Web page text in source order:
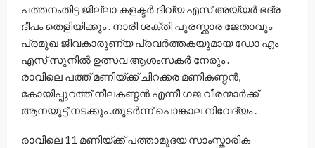
പത്തനംതിട്ട ജില്ലാ കളക്ടര്‍ ദിവ്യ എസ് അയ്യര്‍ ഭദ്ര
ദീപം തെളിയിക്കും . നാരീ ശക്തി പുരസ്ക്കാര ജേതാവും
പ്രമുഖ ജീവകാരുണ്യ പ്രവര്‍ത്തകയുമായ ഡോ എം
എസ് സുനില്‍ ഉത്സവ ആശംസകര്‍ നേരും .
രാവിലെ പത്ത് മണിയ്ക്ക് ചിറക്കര മണികണ്ഠൻ,
കോയിപ്പുറത്ത് നീലകണ്ഠൻ എന്നീ ഗജ വീരന്മാര്‍ക്ക്
ആനയൂട്ട്‌ നടക്കും .തുടര്‍ന്ന് പൊങ്കാല നിവേദ്യം .
രാവിലെ 11 മണിയ്ക്ക് പത്താമുദയ സാംസ്കാരിക